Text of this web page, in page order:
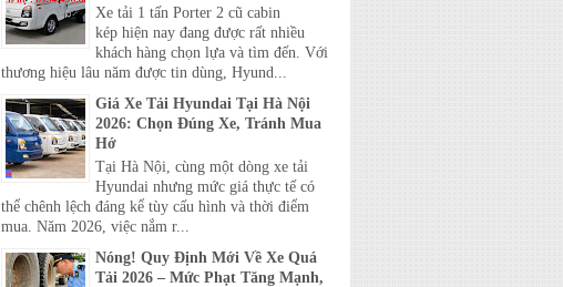
Xe tải 1 tấn Porter 2 cũ cabin
kép hiện nay đang được rất nhiều
khách hàng chọn lựa và tìm đến. Với
thương hiệu lâu năm được tin dùng, Hyund...
Giá Xe Tải Hyundai Tại Hà Nội
2026: Chọn Đúng Xe, Tránh Mua
Hớ
Tại Hà Nội, cùng một dòng xe tải
Hyundai nhưng mức giá thực tế có
thể chênh lệch đáng kể tùy cấu hình và thời điểm
mua. Năm 2026, việc nắm r...
Nóng! Quy Định Mới Về Xe Quá
Tải 2026 – Mức Phạt Tăng Mạnh,